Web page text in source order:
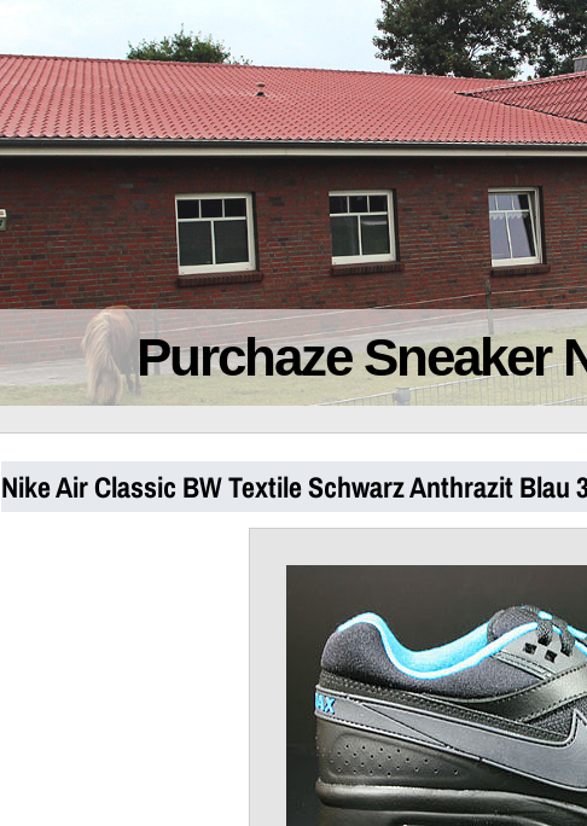
Purchaze Sneaker
Nike Air Classic BW Textile Schwarz Anthrazit Blau